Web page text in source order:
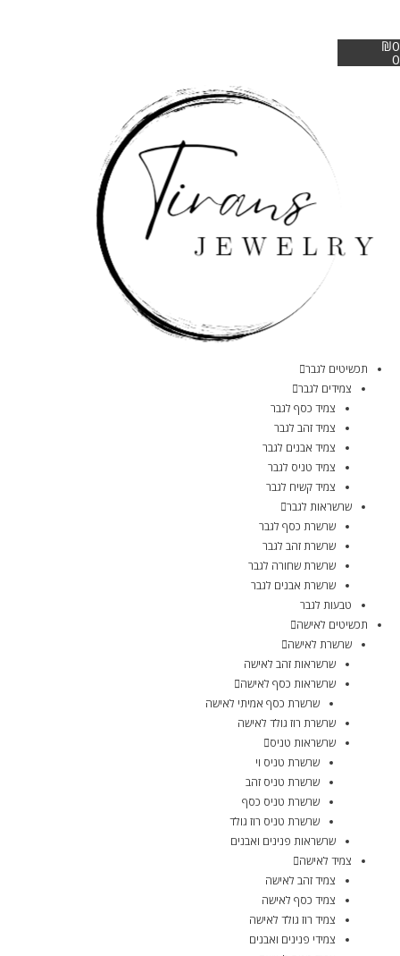
₪0
0
תכשיטים לגבר
צמידים לגבר
צמיד כסף לגבר
צמיד זהב לגבר
צמיד אבנים לגבר
צמיד טניס לגבר
צמיד קשיח לגבר
שרשראות לגבר
שרשרת כסף לגבר
שרשרת זהב לגבר
שרשרת שחורה לגבר
שרשרת אבנים לגבר
טבעות לגבר
תכשיטים לאישה
שרשרת לאישה
שרשראות זהב לאישה
שרשראות כסף לאישה
שרשרת כסף אמיתי לאישה
שרשרת רוז גולד לאישה
שרשראות טניס
שרשרת טניס וי
שרשרת טניס זהב
שרשרת טניס כסף
שרשרת טניס רוז גולד
שרשראות פנינים ואבנים
צמיד לאישה
צמיד זהב לאישה
צמיד כסף לאישה
צמיד רוז גולד לאישה
צמידי פנינים ואבנים